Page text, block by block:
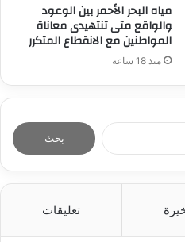
مياه البحر الأحمر بين الوعود
والواقع متى تنتهيدى معاناة
المواطنين مع الانقطاع المتكرر
منذ 18 ساعة
تعليقات